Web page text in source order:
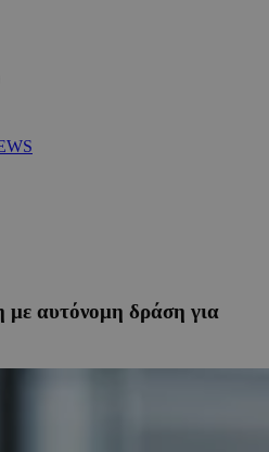
με αυτόνομη δράση για